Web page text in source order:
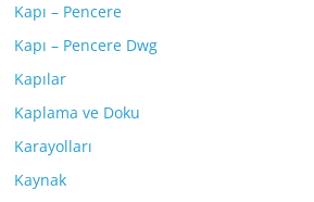
Kapı – Pencere
Kapı – Pencere Dwg
Kapılar
Kaplama ve Doku
Karayolları
Kaynak